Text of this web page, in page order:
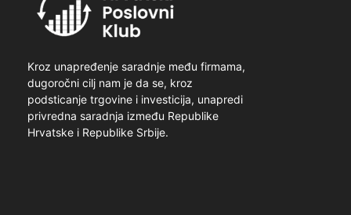
Kroz unapređenje saradnje među firmama,
dugoročni cilj nam je da se, kroz
podsticanje trgovine i investicija, unapredi
privredna saradnja između Republike
Hrvatske i Republike Srbije.